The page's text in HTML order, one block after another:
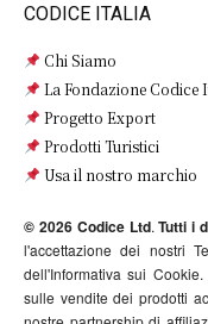
CODICE ITALIA
Chi Siamo
La Fondazione Codice
Progetto Export
Prodotti Turistici
Usa il nostro marchio
© 2026 Codice Ltd.Tutti i
l'accettazione dei nostri
dell'Informativa sui
sulle vendite dei prodotti